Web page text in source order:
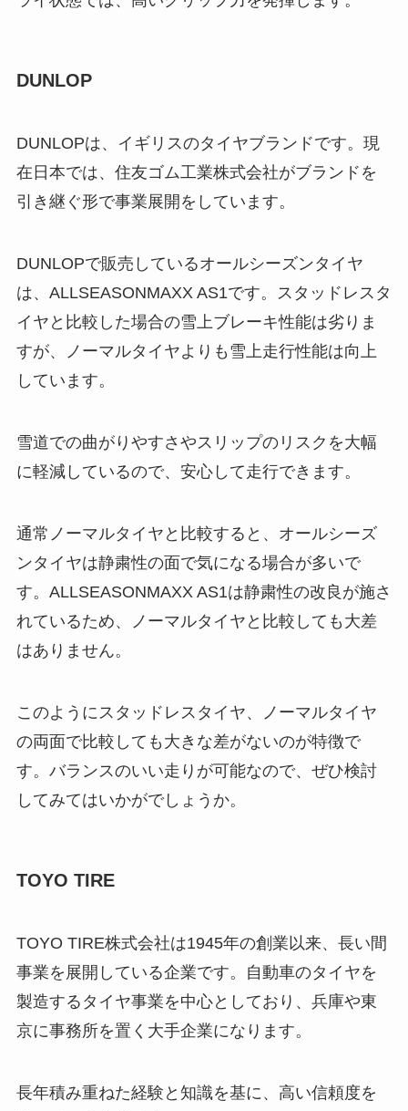
DUNLOP
DUNLOPは、イギリスのタイヤブランドです。現
在日本では、住友ゴム工業株式会社がブランドを
引き継ぐ形で事業展開をしています。
DUNLOPで販売しているオールシーズンタイヤ
は、ALLSEASONMAXX AS1です。スタッドレスタ
イヤと比較した場合の雪上ブレーキ性能は劣りま
すが、ノーマルタイヤよりも雪上走行性能は向上
しています。
雪道での曲がりやすさやスリップのリスクを大幅
に軽減しているので、安心して走行できます。
通常ノーマルタイヤと比較すると、オールシーズ
ンタイヤは静粛性の面で気になる場合が多いで
す。ALLSEASONMAXX AS1は静粛性の改良が施さ
れているため、ノーマルタイヤと比較しても大差
はありません。
このようにスタッドレスタイヤ、ノーマルタイヤ
の両面で比較しても大きな差がないのが特徴で
す。バランスのいい走りが可能なので、ぜひ検討
してみてはいかがでしょうか。
TOYO TIRE
TOYO TIRE株式会社は1945年の創業以来、長い間
事業を展開している企業です。自動車のタイヤを
製造するタイヤ事業を中心としており、兵庫や東
京に事務所を置く大手企業になります。
長年積み重ねた経験と知識を基に、高い信頼度を